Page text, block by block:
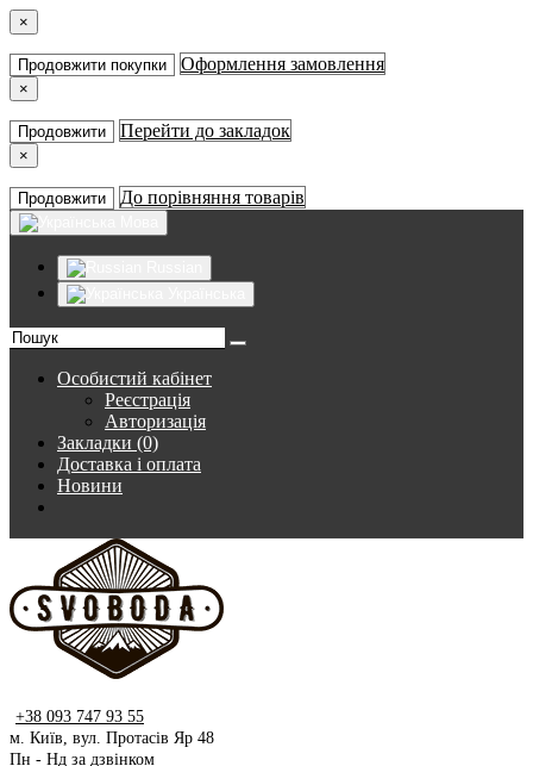
×
Продовжити покупки Оформлення замовлення
×
Продовжити Перейти до закладок
×
Продовжити До порівняння товарів
Особистий кабінет
Реєстрація
Авторизація
Закладки (0)
Доставка і оплата
Новини
+38 093 747 93 55
м. Київ, вул. Протасів Яр 48
Пн - Нд за дзвінком